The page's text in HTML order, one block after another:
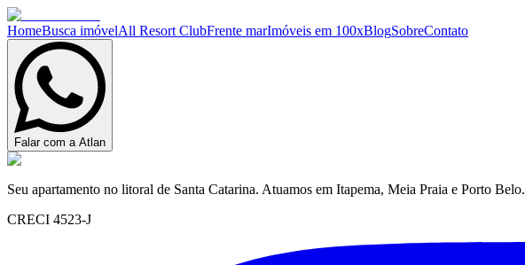
HomeBusca imóvelAll Resort ClubFrente marImóveis em 100xBlogSobreContato
Falar com a Atlan
Seu apartamento no litoral de Santa Catarina. Atuamos em Itapema, Meia Praia e Porto Belo.
CRECI 4523-J